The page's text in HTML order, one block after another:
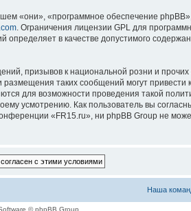
«они», «программное обеспечение
. Ограничения лицензии GPL для
в качестве допустимого
призывов к национальной розни и
таких сообщений могут
для возможности проведения такой
усмотрению. Как пользователь вы
«FR15.ru», ни phpBB Group не
Наша
© phpBB Group